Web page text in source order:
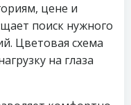
цене и
поиск нужного
Цветовая схема
на глаза